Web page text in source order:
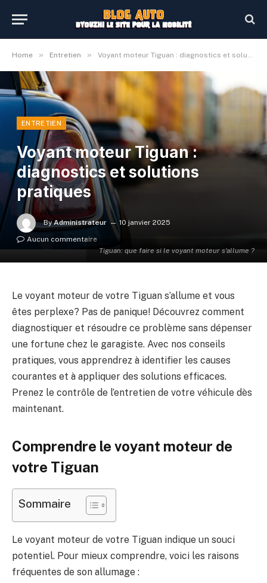
Home » Entretien » Voyant moteur Tiguan : diagnostics et solutions pratiques
Tiguan: que faire si le voyant moteur s'allume ?
ENTRETIEN
Voyant moteur Tiguan :
diagnostics et solutions
pratiques
By Administrateur
10 janvier 2025
Aucun commentaire
Le voyant moteur de votre Tiguan s’allume et vous
êtes perplexe? Pas de panique! Découvrez comment
diagnostiquer et résoudre ce problème sans dépenser
une fortune chez le garagiste. Avec nos conseils
pratiques, vous apprendrez à identifier les causes
courantes et à appliquer des solutions efficaces.
Prenez le contrôle de l’entretien de votre véhicule dès
maintenant.
Comprendre le voyant moteur de
votre Tiguan
Sommaire
Le voyant moteur de votre Tiguan indique un souci
potentiel. Pour mieux comprendre, voici les raisons
fréquentes de son allumage :